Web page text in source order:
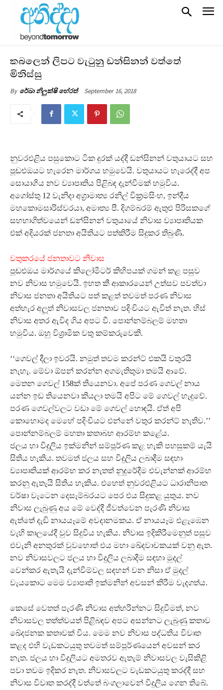
කබලෙන් ලිපට වැටුනු ඩන්සිනන් වත්තේ
මිනිස්සු
By රේඛා නිලුක්ෂි හේරත් September 16, 2018
නුවරඑළිය පසුකොට ටික දුරක් යද්දී ඩන්සිනන් වතුයායට සහ
පූඬළුඔයට හැරෙන මාර්ගය හමුවෙයි. වතුයායට හැරෙද්දී අප
සොයාගි ය නව ව්‍යාපෘතිය පිළිබඳ දැන්වීමක් හමුවිය.
අගෝස්තු 12 වැනිදා අග‍්‍රාමාත්‍ය රනිල් වික‍්‍රමසිංහ, ඉන්දීය
මහකොමසාරිස්වරයා, අමාත්‍ය පී. දිගම්බරම් ඇතුළු පිරිසකගේ
සහභාගිත්වයෙන් ඩන්සිනන් වතුයායේ නිවාස ව්‍යාපෘතියක
එක් අදියරක් ජනතා අයිතියට පත්කිරීම සිදුකර තිබුණි.
වතුකරයේ ජනතාවට නිවාස
පූඬළුඔය මාර්ගයේ කිලෝමීටර් කිහිපයක් ගමන් කළ පසුව
නව නිවාස හමුවෙයි. ඉහත කී ආකාරයෙන් උත්සව පවත්වා
නිවාස ජනතා අයිතියට පත් කළත් තවමත් පරණ නිවාස
අත්හැර අලූ‍ත් නිවාසවල ජනතාව පදිංචියට ඇවිත් නැත. හිස්
නිවාස අතර ඇවිද ගිය අපට වී. පොන්නම්බලම් මහතා
හමුවිය. ඔහු විශ‍්‍රාමික වතු කම්කරුවෙකි.
‘‘ගෙවල් දීලා ඉවරයි. නමුත් තවම කරන්ට් එකයි වතුරයි
නැහැ. මේවා ඕපන් කරන්න අගමැතිතුමා තමයි ආවේ.
මෙතන ගෙවල් 158ක් තියෙනවා. අපේ පරණ ගෙවල් නාය
යන්න ඉඩ තියෙනවා කියලා තමයි අපිට මේ ගෙවල් හැදුවේ.
පරණ ගෙවල්වලට වඩා මේ ගෙවල් හොඳයි. ඒත් අපි
කොහොමද මෙහේ පදිංචියට එන්නේ වතුර කරන්ට් නැතිව.’’
පොන්නම්බලම් මහතා කතාබහ ආරම්භ කළේය.
ජලය හා විදුලිය ඉක්මනින් සම්පූර්ණ කළ හැකි පහසුකම් යැයි
සිතිය හැකිය. තවමත් ජලය සහ විදුලිය ලබාදීම සඳහා
ව්‍යාපෘතියක් ආරම්භ කර නැතත් නුදුරේදීම එවැන්නක් ආරම්භ
කරනු ඇතැයි සිතිය හැකිය. එහෙත් නුවරඑළියට ධාරානිපාත
වර්ෂා වැටෙන දෙසැම්බරයට පෙර එය සිදුකළ යුතුය. නව
නිවාස ලැබුණු අය මේ වෙද්දී ජීවත්වෙන පැරණි නිවාස
ඇත්තේ දැඩි නායයෑමේ අවදානමකය. ඒ නායයෑම එළැඹෙන
වැහි කාලයේදී වුව සිදුවිය හැකිය. නිවාස ඉදිකිරීමෙනුත් පසුව
එවැනි අනතුරක් වුවහොත් එය මහා ඛේදවාචකයක් වනු ඇත.
නව නිවාසවලට ජලය හා විදුලිය ලබාදීම සඳහා මුදල්
වෙන්කර ඇතැයි දැන්වීම්වල සඳහන් වන නිසා ඒ මුදල්
වැයකොට මෙම ව්‍යාපෘති ඉක්මනින් අවසන් කිරීම වැදගත්ය.
කෙසේ වෙතත් පැරණි නිවාස අත්හරින්නට සිදුවීමත්, නව
නිවාසවල තත්ත්වයත් පිළිබඳව අපට අසන්නට ලැබුණු කතාව
ඛේදජනක කතාවක් විය. මෙම නව නිවාස පද්ධතිය විවෘත
කළද එහි වැඩකටයුතු තවමත් සම්පූර්ණයෙන් අවසන් කර
නැත. ජලය හා විදුලියට අමතරව ඇතැම් නිවාසවල වැසිකිළි
පවා තවම ඉදිකර නැත. නිවාසවලට වැඩකටයුතු කරද්දී සහ
නිවාස විවෘත කරද්දී වත්තේ බංගලාවෙන් විදුලිය ගෙන තිබේ.